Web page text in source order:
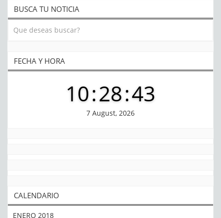
BUSCA TU NOTICIA
FECHA Y HORA
10:28:43
7 August, 2026
CALENDARIO
ENERO 2018